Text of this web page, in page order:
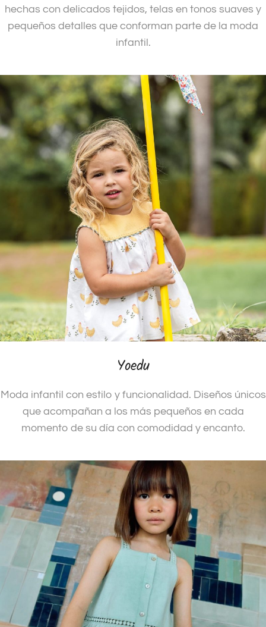
hechas con delicados tejidos, telas en tonos suaves y
pequeños detalles que conforman parte de la moda
infantil.
Yoedu
Moda infantil con estilo y funcionalidad. Diseños únicos
que acompañan a los más pequeños en cada
momento de su día con comodidad y encanto.